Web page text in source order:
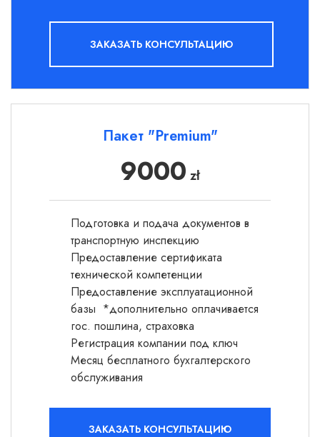
ЗАКАЗАТЬ КОНСУЛЬТАЦИЮ
Пакет "Premium"
9000 zł
Подготовка и подача документов в
транспортную инспекцию
Предоставление сертификата
технической компетенции
Предоставление эксплуатационной
базы *дополнительно оплачивается
гос. пошлина, страховка
Регистрация компании под ключ
Месяц бесплатного бухгалтерского
обслуживания
ЗАКАЗАТЬ КОНСУЛЬТАЦИЮ